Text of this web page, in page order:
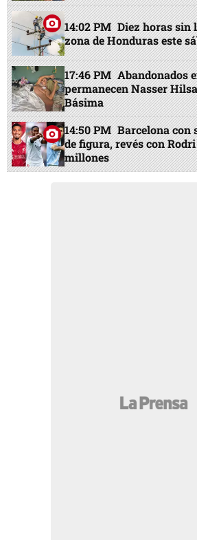
14:02 PM Diez horas sin
zona de Honduras este
17:46 PM Abandonados
permanecen Nasser
Básima
14:50 PM Barcelona con
de figura, revés con
millones